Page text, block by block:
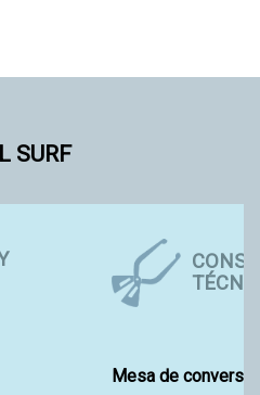
SURF
Mesa de